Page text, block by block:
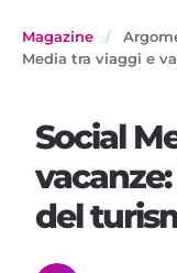
Magazine /
Media tra viaggi e
Social
del